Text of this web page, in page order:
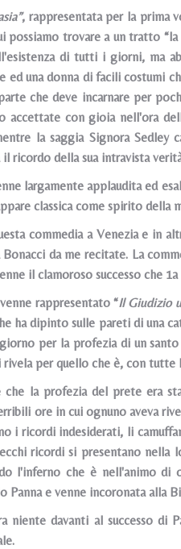
, rappresentata per la prima
possiamo trovare a un tratto
di tutti i giorni, ma
ed una donna di facili costumi
che deve incarnare per
accettate con gioia nell'ora
la saggia Signora
ricordo della sua intravista
largamente applaudita ed
classica come spirito della
commedia a Venezia e in
da me recitate. La
il clamoroso successo che
rappresentato “Il Giudizio
ha dipinto sulle pareti di una
per la profezia di un
per quello che è, con tutte
che la profezia del prete era
ore in cui ognuno aveva
i ricordi indesiderati, li
ricordi si presentano nella
l'inferno che è nell'animo di
Panna e venne incoronata alla
niente davanti al successo di